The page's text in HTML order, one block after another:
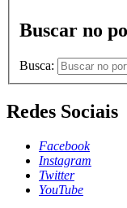
Buscar no
Busca:
Redes Sociais
Facebook
Instagram
Twitter
YouTube